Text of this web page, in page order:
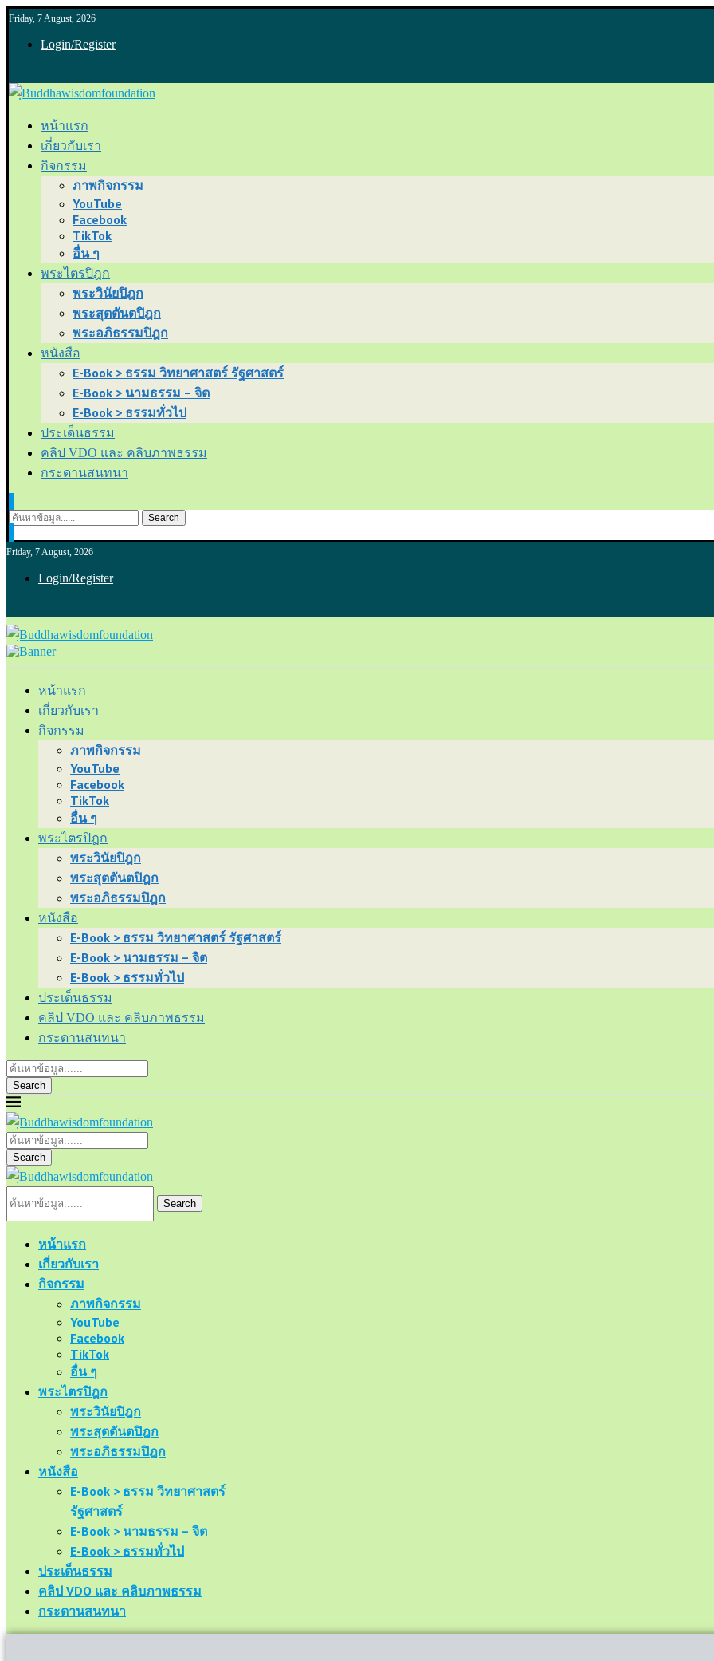
Friday, 7 August, 2026
Login/Register
หน้าแรก
เกี่ยวกับเรา
กิจกรรม
ภาพกิจกรรม
YouTube
Facebook
TikTok
อื่น ๆ
พระไตรปิฎก
พระวินัยปิฎก
พระสุตตันตปิฎก
พระอภิธรรมปิฎก
หนังสือ
E-Book > ธรรม วิทยาศาสตร์ รัฐศาสตร์
E-Book > นามธรรม – จิต
E-Book > ธรรมทั่วไป
ประเด็นธรรม
คลิป VDO และ คลิบภาพธรรม
กระดานสนทนา
Search
Friday, 7 August, 2026
Login/Register
หน้าแรก
เกี่ยวกับเรา
กิจกรรม
ภาพกิจกรรม
YouTube
Facebook
TikTok
อื่น ๆ
พระไตรปิฎก
พระวินัยปิฎก
พระสุตตันตปิฎก
พระอภิธรรมปิฎก
หนังสือ
E-Book > ธรรม วิทยาศาสตร์ รัฐศาสตร์
E-Book > นามธรรม – จิต
E-Book > ธรรมทั่วไป
ประเด็นธรรม
คลิป VDO และ คลิบภาพธรรม
กระดานสนทนา
Search
Search
Search
หน้าแรก
เกี่ยวกับเรา
กิจกรรม
ภาพกิจกรรม
YouTube
Facebook
TikTok
อื่น ๆ
พระไตรปิฎก
พระวินัยปิฎก
พระสุตตันตปิฎก
พระอภิธรรมปิฎก
หนังสือ
E-Book > ธรรม วิทยาศาสตร์
รัฐศาสตร์
E-Book > นามธรรม – จิต
E-Book > ธรรมทั่วไป
ประเด็นธรรม
คลิป VDO และ คลิบภาพธรรม
กระดานสนทนา